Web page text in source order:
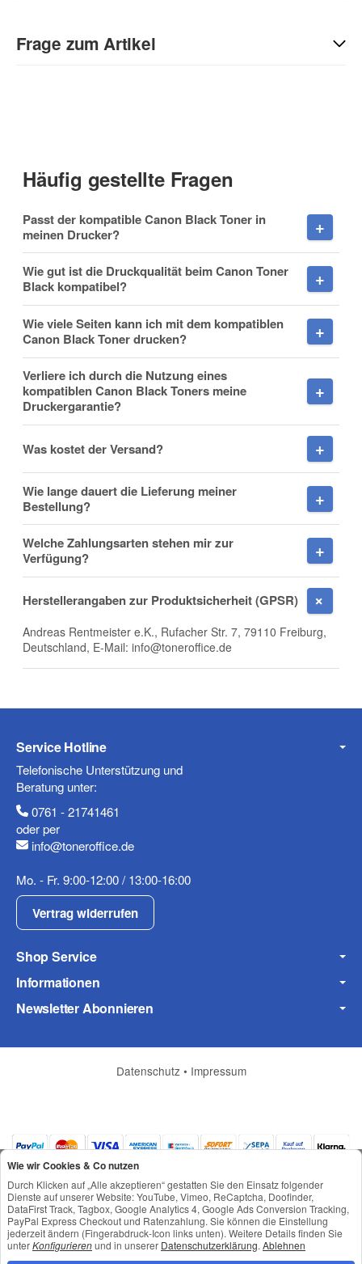
Sie Anderen bei der Kaufentscheidung:
Frage zum Artikel
Nachname
Firma
E-Mail
Telefon
Mobiltelefon
Frage zum Artikel
Ihre Frage
(* = Pflichtfelder)
Datenschutzerklärung
Frage abschicken
Häufig gestellte Fragen
Passt der kompatible Canon Black Toner in
meinen Drucker?
Wie gut ist die Druckqualität beim Canon Toner
Black kompatibel?
Wie viele Seiten kann ich mit dem kompatiblen
Canon Black Toner drucken?
Verliere ich durch die Nutzung eines
kompatiblen Canon Black Toners meine
Druckergarantie?
Was kostet der Versand?
Wie lange dauert die Lieferung meiner
Bestellung?
Welche Zahlungsarten stehen mir zur
Verfügung?
Herstellerangaben zur Produktsicherheit (GPSR)
Andreas Rentmeister e.K., Rufacher Str. 7, 79110 Freiburg,
Deutschland, E-Mail: info@toneroffice.de
Service Hotline
Telefonische Unterstützung und
Beratung unter:
0761 - 21741461
oder per
info@toneroffice.de
Mo. - Fr. 9:00-12:00 / 13:00-16:00
Vertrag widerrufen
Shop Service
Informationen
Newsletter Abonnieren
Datenschutz • Impressum
*Alle Preise inkl. gesetzlicher USt., zzgl.Versand
© © Toneroffice.de
Wie wir Cookies & Co nutzen
Durch Klicken auf „Alle akzeptieren“ gestatten Sie den Einsatz folgender
Dienste auf unserer Website: YouTube, Vimeo, ReCaptcha, Doofinder,
DataFirst Track, Tagbox, Google Analytics 4, Google Ads Conversion Tracking,
PayPal Express Checkout und Ratenzahlung. Sie können die Einstellung
jederzeit ändern (Fingerabdruck-Icon links unten). Weitere Details finden Sie
unterKonfigurierenund in unserer Datenschutzerklärung. Ablehnen